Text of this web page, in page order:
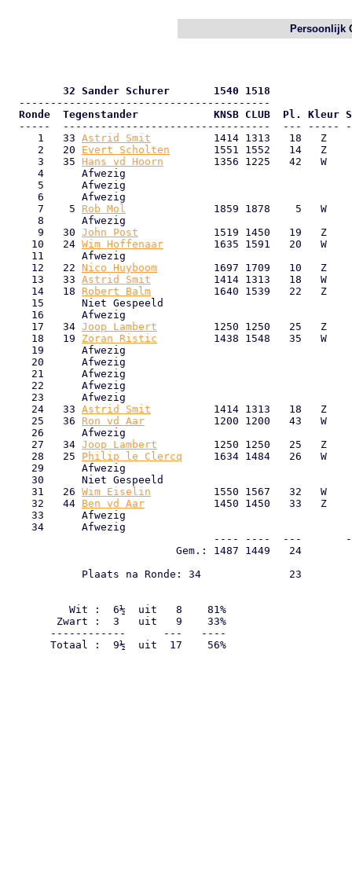
Persoonlijk
         32 Sander Schurer       1540 1518
Ronde  Tegenstander            KNSB CLUB  Pl. Kleur
-----  ---------------------------------  --- -----
     1   33
Astrid Smit
1414 1313   18   Z
     2   20
Evert Scholten
1551 1552   14   Z
     3   35
Hans vd Hoorn
1356 1225   42   W
4      Afwezig
5      Afwezig
6      Afwezig
     7    5
Rob Mol
1859 1878    5   W
8      Afwezig
     9   30
John Post
1519 1450   19   Z
    10   24
Wim Hoffenaar
1635 1591   20   W
11      Afwezig
    12   22
Nico Huyboom
1697 1709   10   Z
    13   33
Astrid Smit
1414 1313   18   W
    14   18
Robert Balm
1640 1539   22   Z
15      Niet Gespeeld
16      Afwezig
    17   34
Joop Lambert
1250 1250   25   Z
    18   19
Zoran Ristic
1438 1548   35   W
19      Afwezig
20      Afwezig
21      Afwezig
22      Afwezig
23      Afwezig
    24   33
Astrid Smit
1414 1313   18   Z
    25   36
Ron vd Aar
1200 1200   43   W
26      Afwezig
    27   34
Joop Lambert
1250 1250   25   Z
    28   25
Philip le Clercq
1634 1484   26   W
29      Afwezig
30      Niet Gespeeld
    31   26
Wim Eiselin
1550 1567   32   W
    32   44
Ben vd Aar
1450 1450   33   Z
33      Afwezig
34      Afwezig
---- ----  ---
Gem.: 1487 1449   24
Plaats na Ronde: 34              23
          Wit :  6½  uit   8    81%
        Zwart :  3   uit   9    33%
       ------------      ---   ----
       Totaal :  9½  uit  17    56%